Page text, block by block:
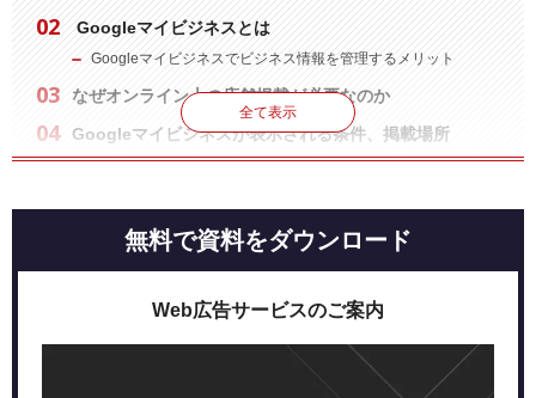
Googleマイビジネスとは
Googleマイビジネスでビジネス情報を管理するメリット
なぜオンライン上の店舗掲載が必要なのか
Googleマイビジネスが表示される条件、掲載場所
STEP2：電話番号の入力
STEP5：写真を掲載する
ローカル検索結果の掲載順位が決定される仕組み
全て表示
無料で資料をダウンロード
Web広告サービスのご案内